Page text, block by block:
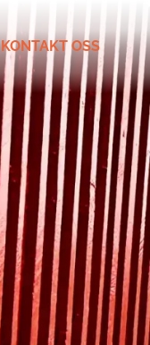
KONTAKT OSS